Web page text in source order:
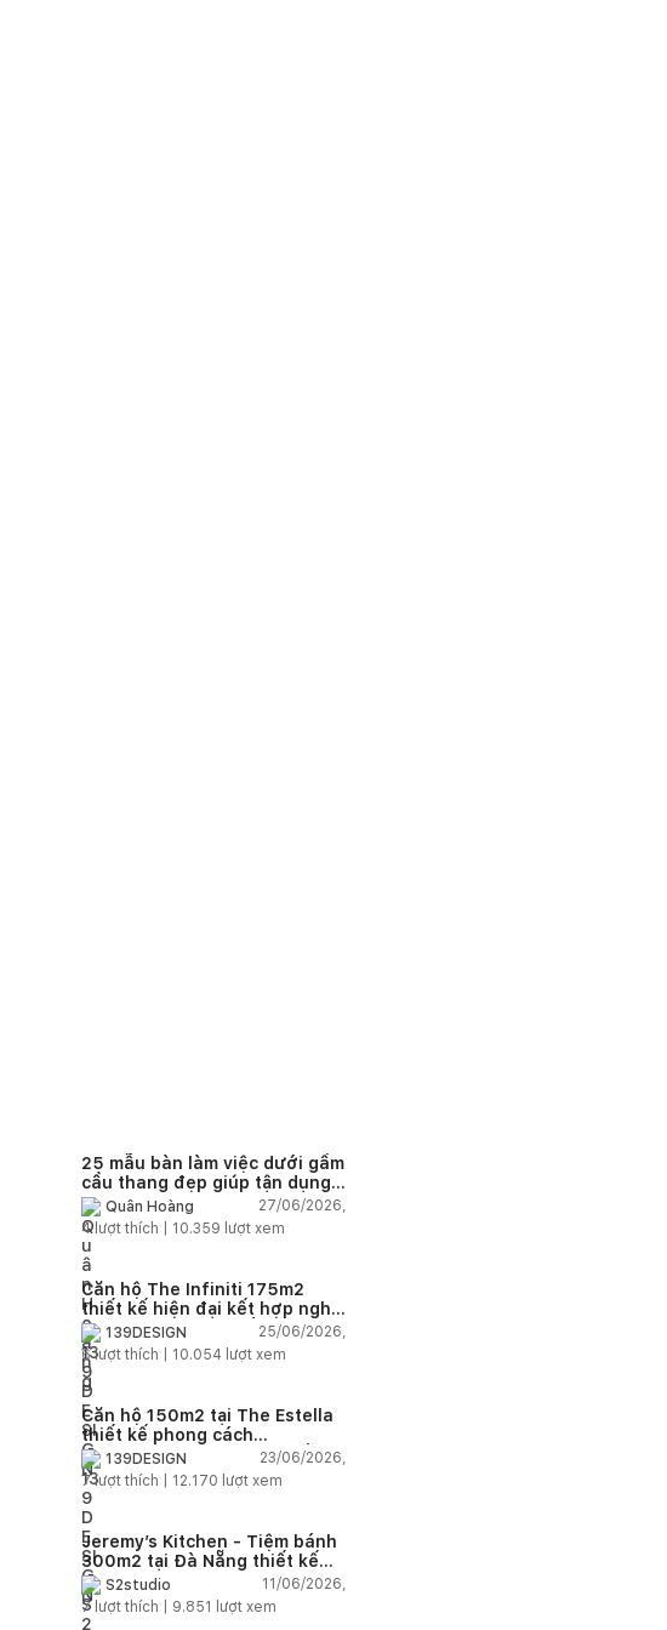
25 mẫu bàn làm việc dưới gầm
cầu thang đẹp giúp tận dụng
diện tích tưởng chừng bị bỏ
quên
Quân Hoàng
27/06/2026,
4lượt thích | 10.359 lượt xem
Căn hộ The Infiniti 175m2
thiết kế hiện đại kết hợp nghệ
thuật Modern Art đầy cảm xúc
139DESIGN
25/06/2026,
6lượt thích | 10.054 lượt xem
Căn hộ 150m2 tại The Estella
thiết kế phong cách
Farmhouse thanh lịch và ấm
áp
139DESIGN
23/06/2026,
7lượt thích | 12.170 lượt xem
Jeremy’s Kitchen - Tiệm bánh
300m2 tại Đà Nẵng thiết kế
phong cách công nghiệp hiện
đại ngập tràn ánh sáng tự
nhiên
S2studio
11/06/2026,
7 lượt thích | 9.851 lượt xem